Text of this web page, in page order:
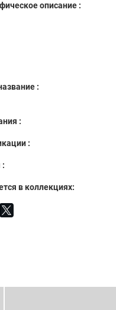
описание :
:
:
:
:
в коллекциях: